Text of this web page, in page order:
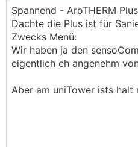
Spannend - AroTHERM
Dachte die Plus ist für
Zwecks Menü:
Wir haben ja den
eigentlich eh angenehm
Aber am uniTower ists halt